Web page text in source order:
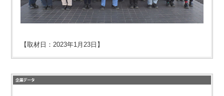
【取材日：2023年1月23日】